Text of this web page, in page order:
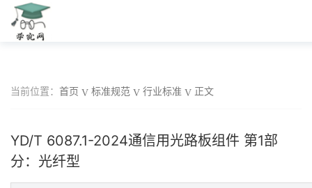
当前位置： 首页 标准规范 行业标准 正文
YD/T 6087.1-2024通信用光路板组件 第1部
分：光纤型